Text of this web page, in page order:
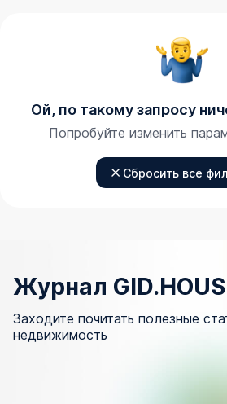
Ой, по такому запросу
Попробуйте изменить
Сбросить все
Журнал
Заходите почитать полезные
недвижимость